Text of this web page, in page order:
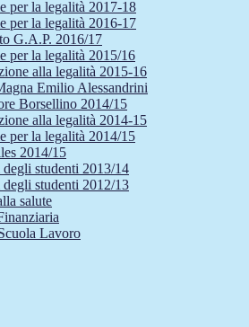
per la legalità 2017-18
per la legalità 2016-17
G.A.P. 2016/17
per la legalità 2015/16
alla legalità 2015-16
Emilio Alessandrini
Borsellino 2014/15
alla legalità 2014-15
per la legalità 2014/15
2014/15
studenti 2013/14
studenti 2012/13
salute
Lavoro